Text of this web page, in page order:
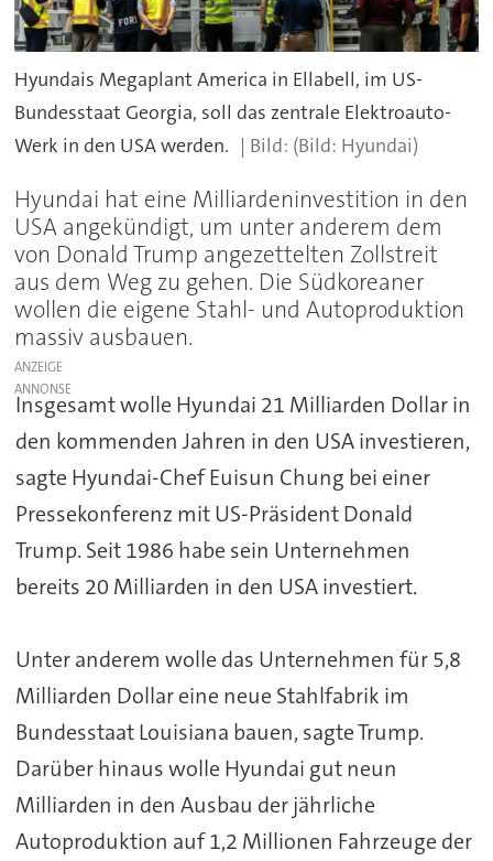
Hyundais Megaplant America in Ellabell, im US-
Bundesstaat Georgia, soll das zentrale Elektroauto-
Werk in den USA werden.
(Bild: Hyundai)
Hyundai hat eine Milliardeninvestition in den
USA angekündigt, um unter anderem dem
von Donald Trump angezettelten Zollstreit
aus dem Weg zu gehen. Die Südkoreaner
wollen die eigene Stahl- und Autoproduktion
massiv ausbauen.
ANZEIGE
Insgesamt wolle Hyundai 21 Milliarden Dollar in
den kommenden Jahren in den USA investieren,
sagte Hyundai-Chef Euisun Chung bei einer
Pressekonferenz mit US-Präsident Donald
Trump. Seit 1986 habe sein Unternehmen
bereits 20 Milliarden in den USA investiert.
Unter anderem wolle das Unternehmen für 5,8
Milliarden Dollar eine neue Stahlfabrik im
Bundesstaat Louisiana bauen, sagte Trump.
Darüber hinaus wolle Hyundai gut neun
Milliarden in den Ausbau der jährliche
Autoproduktion auf 1,2 Millionen Fahrzeuge der